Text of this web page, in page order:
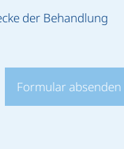
der Behandlung
Formular absenden